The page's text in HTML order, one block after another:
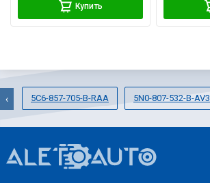
Купить
5C6-857-705-B-RAA 5N0-807-532-B-AV3
‹